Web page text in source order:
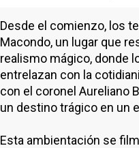
Desde el comienzo, los
Macondo, un lugar que
realismo mágico, donde
entrelazan con la
con el coronel Aureliano
un destino trágico en un
Esta ambientación se